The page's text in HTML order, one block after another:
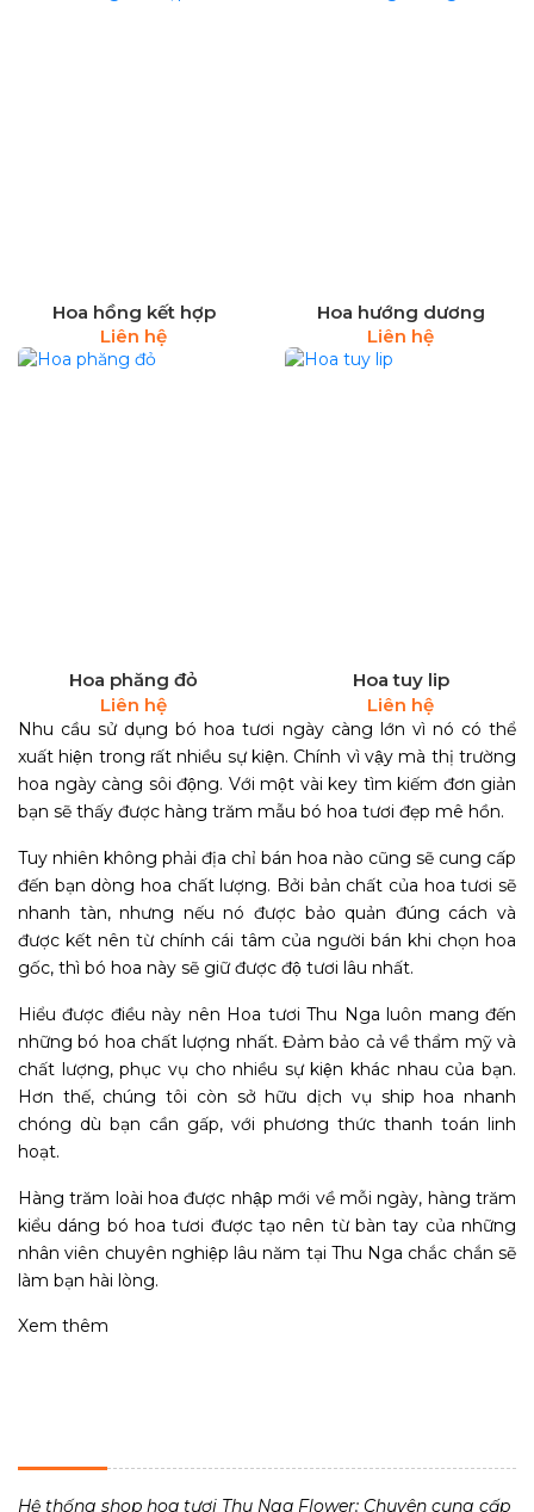
Hoa hồng kết hợp
Liên hệ
Hoa hướng dương
Liên hệ
Hoa phăng đỏ
Liên hệ
Hoa tuy lip
Liên hệ
Nhu cầu sử dụng bó hoa tươi ngày càng lớn vì nó có thể
xuất hiện trong rất nhiều sự kiện. Chính vì vậy mà thị trường
hoa ngày càng sôi động. Với một vài key tìm kiếm đơn giản
bạn sẽ thấy được hàng trăm mẫu bó hoa tươi đẹp mê hồn.
Tuy nhiên không phải địa chỉ bán hoa nào cũng sẽ cung cấp
đến bạn dòng hoa chất lượng. Bởi bản chất của hoa tươi sẽ
nhanh tàn, nhưng nếu nó được bảo quản đúng cách và
được kết nên từ chính cái tâm của người bán khi chọn hoa
gốc, thì bó hoa này sẽ giữ được độ tươi lâu nhất.
Hiểu được điều này nên Hoa tươi Thu Nga luôn mang đến
những bó hoa chất lượng nhất. Đảm bảo cả về thẩm mỹ và
chất lượng, phục vụ cho nhiều sự kiện khác nhau của bạn.
Hơn thế, chúng tôi còn sở hữu dịch vụ ship hoa nhanh
chóng dù bạn cần gấp, với phương thức thanh toán linh
hoạt.
Hàng trăm loài hoa được nhập mới về mỗi ngày, hàng trăm
kiểu dáng bó hoa tươi được tạo nên từ bàn tay của những
nhân viên chuyên nghiệp lâu năm tại Thu Nga chắc chắn sẽ
làm bạn hài lòng.
Xem thêm
Hệ thống shop hoa tươi Thu Nga Flower: Chuyên cung cấp